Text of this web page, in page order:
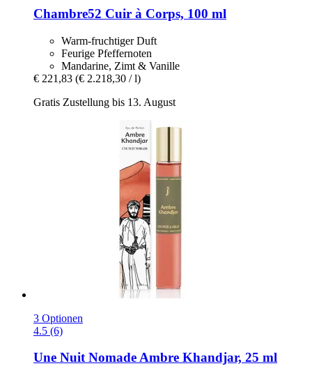
Chambre52 Cuir à Corps, 100 ml
Warm-fruchtiger Duft
Feurige Pfeffernoten
Mandarine, Zimt & Vanille
€ 221,83 (€ 2.218,30 / l)
Gratis Zustellung bis 13. August
3 Optionen
4.5 (6)
Une Nuit NomadeAmbre Khandjar, 25 ml